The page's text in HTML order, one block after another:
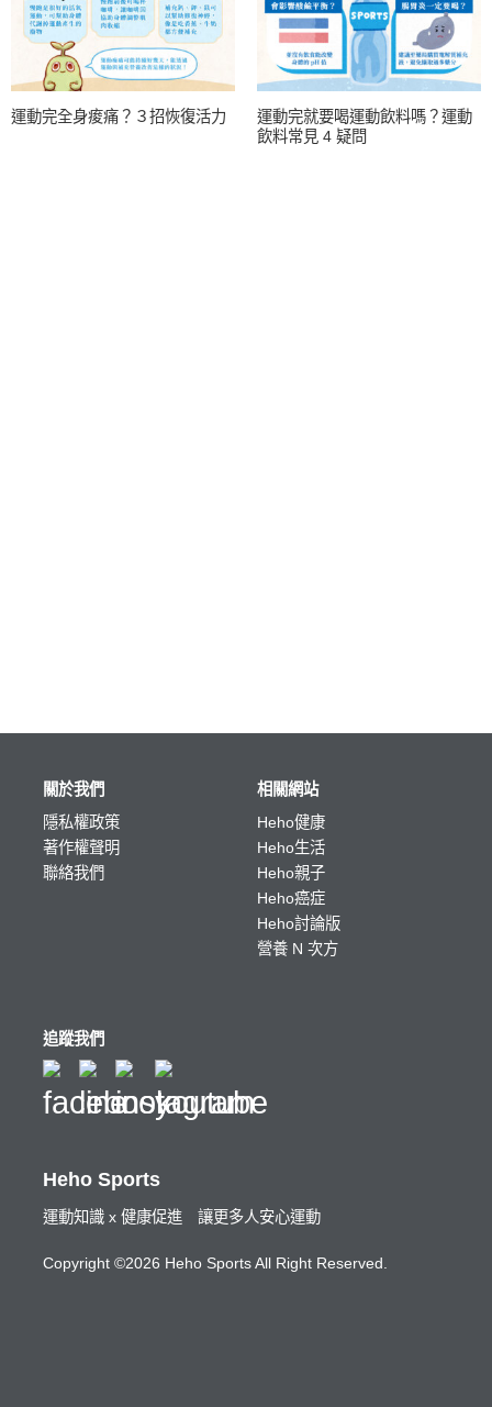
運動完全身痠痛？３招恢復活力
運動完就要喝運動飲料嗎？運動
飲料常見 4 疑問
Heho Sports
運動知識 x 健康促進 讓更多人安心運動
Copyright ©2026 Heho Sports All Right Reserved.
關於我們
隱私權政策
著作權聲明
聯絡我們
相關網站
Heho健康
Heho生活
Heho親子
Heho癌症
Heho討論版
營養 N 次方
追蹤我們